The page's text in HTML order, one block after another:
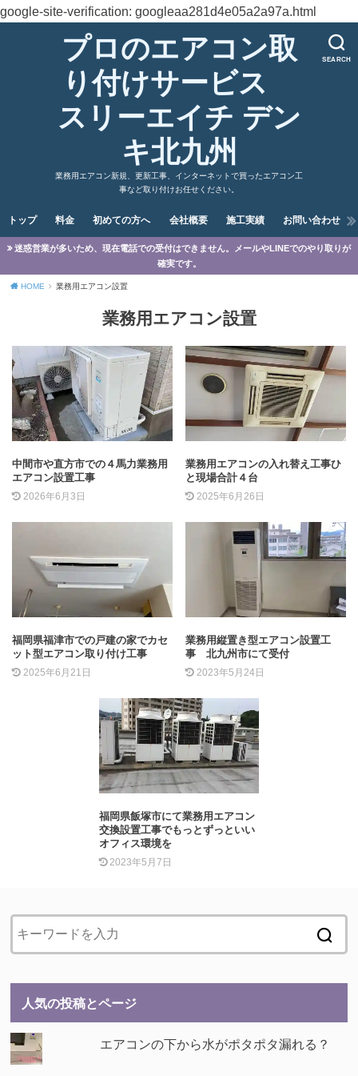
google-site-verification: googleaa281d4e05a2a97a.html
SEARCH
プロのエアコン取
り付けサービス
スリーエイチ デン
キ北九州
業務用エアコン新規、更新工事、インターネットで買ったエアコン工
事など取り付けお任せください。
トップ 料金 初めての方へ 会社概要 施工実績 お問い合わせ
迷惑営業が多いため、現在電話での受付はできません。メールやLINEでのやり取りが
確実です。
HOME 業務用エアコン設置
業務用エアコン設置
中間市や直方市での４馬力業務用
エアコン設置工事
2026年6月3日
業務用エアコンの入れ替え工事ひ
と現場合計４台
2025年6月26日
福岡県福津市での戸建の家でカセ
ット型エアコン取り付け工事
2025年6月21日
業務用縦置き型エアコン設置工
事 北九州市にて受付
2023年5月24日
福岡県飯塚市にて業務用エアコン
交換設置工事でもっとずっといい
オフィス環境を
2023年5月7日
人気の投稿とページ
エアコンの下から水がポタポタ漏れる？